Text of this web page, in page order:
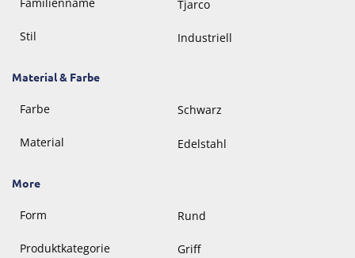
Tjarco
Stil Industriell
Material & Farbe
Farbe Schwarz
Material Edelstahl
More
Form Rund
Produktkategorie Griff